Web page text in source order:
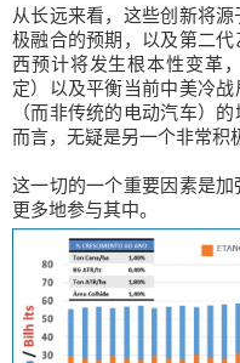
从长远来看，这些创新将
极融合的预期，以及第二
西预计将发生根本性变革
定）以及平衡当前中美冷
（而非传统的电动汽车）
而言，无疑是另一个非常积
这一切的一个重要因素是
更多地参与其中。